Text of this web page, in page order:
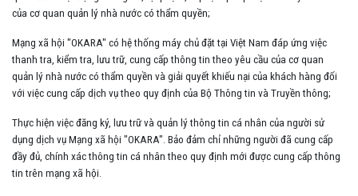
của cơ quan quản lý nhà nước có thẩm quyền;
Mạng xã hội "OKARA" có hệ thống máy chủ đặt tại Việt Nam đáp ứng việc
thanh tra, kiểm tra, lưu trữ, cung cấp thông tin theo yêu cầu của cơ quan
quản lý nhà nước có thẩm quyền và giải quyết khiếu nại của khách hàng đối
với việc cung cấp dịch vụ theo quy định của Bộ Thông tin và Truyền thông;
Thực hiện việc đăng ký, lưu trữ và quản lý thông tin cá nhân của người sử
dụng dịch vụ Mạng xã hội "OKARA". Bảo đảm chỉ những người đã cung cấp
đầy đủ, chính xác thông tin cá nhân theo quy định mới được cung cấp thông
tin trên mạng xã hội.